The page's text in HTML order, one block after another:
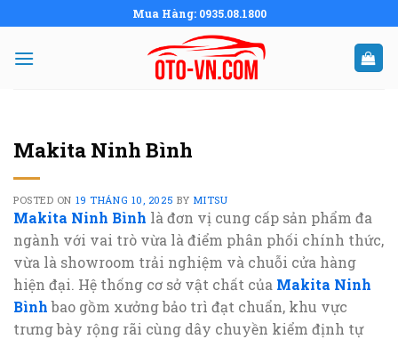
to
content
Mua Hàng: 0935.08.1800
Makita Ninh Bình
POSTED ON 19 THÁNG 10, 2025 BY MITSU
Makita Ninh Bình là đơn vị cung cấp sản phẩm đa
ngành với vai trò vừa là điểm phân phối chính thức,
vừa là showroom trải nghiệm và chuỗi cửa hàng
hiện đại. Hệ thống cơ sở vật chất của Makita Ninh
Bìnhbao gồm xưởng bảo trì đạt chuẩn, khu vực
trưng bày rộng rãi cùng dây chuyền kiểm định tự